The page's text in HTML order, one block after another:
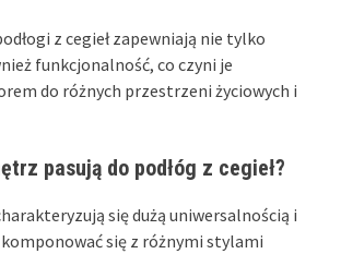
z cegieł zapewniają nie tylko
funkcjonalność, co czyni je
do różnych przestrzeni życiowych i
pasują do podłóg z cegieł?
się dużą uniwersalnością i
się z różnymi stylami